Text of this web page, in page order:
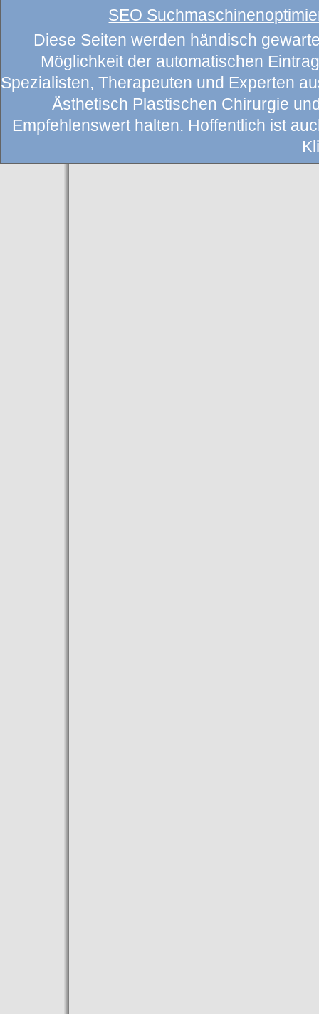
SEO
Diese Seiten werden händisch
Möglichkeit der automatischen
Spezialisten, Therapeuten und Experten
Ästhetisch Plastischen Chirurgie
Empfehlenswert halten. Hoffentlich ist